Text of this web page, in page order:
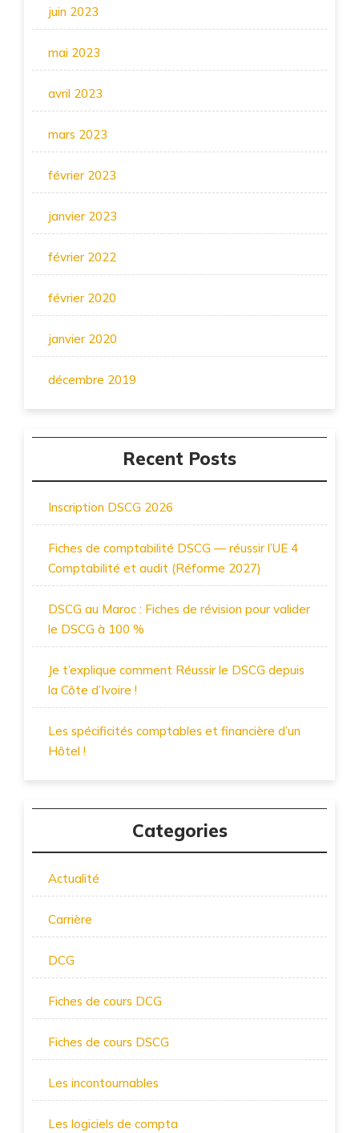
juin 2023
mai 2023
avril 2023
mars 2023
février 2023
janvier 2023
février 2022
février 2020
janvier 2020
décembre 2019
Recent Posts
Inscription DSCG 2026
Fiches de comptabilité DSCG — réussir l’UE 4
Comptabilité et audit (Réforme 2027)
DSCG au Maroc : Fiches de révision pour valider
le DSCG à 100 %
Je t’explique comment Réussir le DSCG depuis
la Côte d’Ivoire !
Les spécificités comptables et financière d’un
Hôtel !
Categories
Actualité
Carrière
DCG
Fiches de cours DCG
Fiches de cours DSCG
Les incontournables
Les logiciels de compta